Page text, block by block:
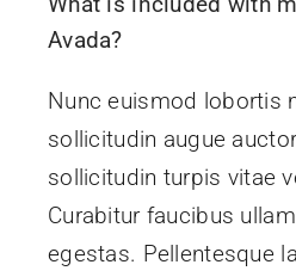
Contáctenos
Avada?
Nunc euismod lobortis
sollicitudin augue
sollicitudin turpis vitae
Curabitur faucibus
egestas. Pellentesque